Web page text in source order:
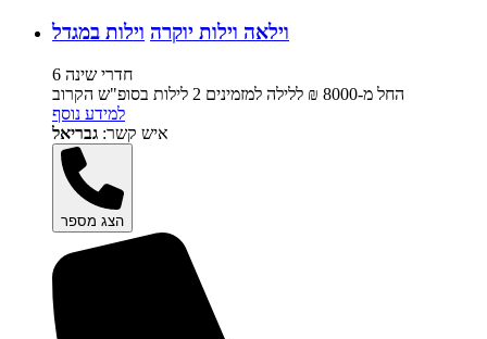
וילאה וילות יוקרה וילות במגדל
6 חדרי שינה
החל מ-‏8000 ₪ ללילה למזמינים 2 לילות בסופ"ש הקרוב
למידע נוסף
איש קשר: גבריאל
הצג מספר